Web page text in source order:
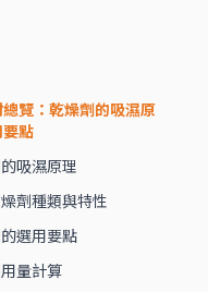
覽：乾燥劑的吸濕原
點
吸濕原理
劑種類與特性
選用要點
量計算